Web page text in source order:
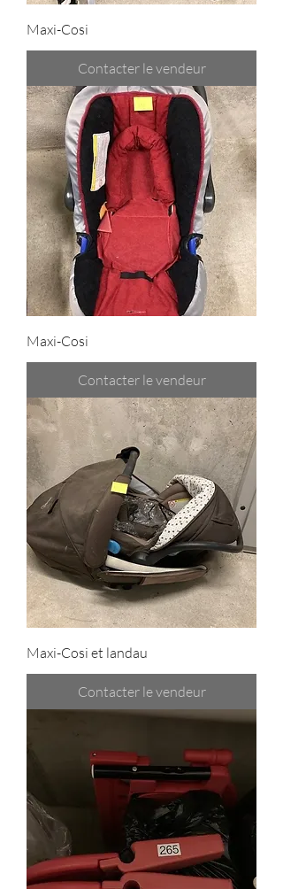
Maxi-Cosi
Contacter le vendeur
Maxi-Cosi
Contacter le vendeur
Maxi-Cosi et landau
Contacter le vendeur